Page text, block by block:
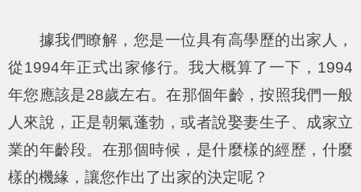
據我們瞭解，您是一位具有高學歷的出家人，
從1994年正式出家修行。我大概算了一下，1994
年您應該是28歲左右。在那個年齡，按照我們一般
人來說，正是朝氣蓬勃，或者說娶妻生子、成家立
業的年齡段。在那個時候，是什麼樣的經歷，什麼
樣的機緣，讓您作出了出家的決定呢？